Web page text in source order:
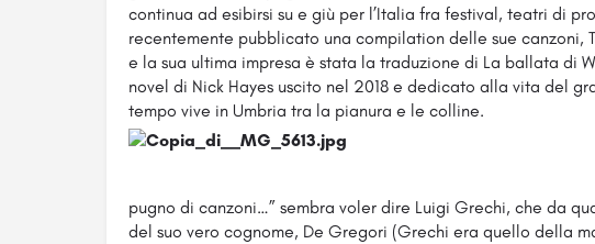
continua ad esibirsi su e giù per l’Italia fra festival, teatri di
recentemente pubblicato una compilation delle sue canzoni,
e la sua ultima impresa è stata la traduzione di La ballata di
novel di Nick Hayes uscito nel 2018 e dedicato alla vita del
tempo vive in Umbria tra la pianura e le colline.
pugno di canzoni…” sembra voler dire Luigi Grechi, che da
del suo vero cognome, De Gregori (Grechi era quello della